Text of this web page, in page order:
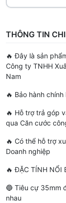
THÔNG TIN
🔥 Đây là sản
Công ty TNHH
Nam
🔥 Bảo hành
🔥 Hỗ trợ trả góp
qua Căn cước
🔥 Có thể hỗ trợ
Doanh nghiệp
🔥 ĐẶC TÍNH NỔI
🔵 Tiêu cự 35mm
nhau